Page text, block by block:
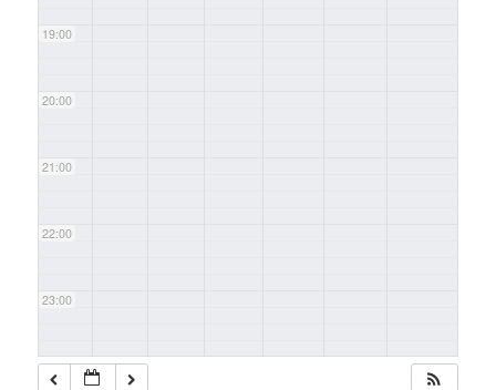
19:00
20:00
21:00
22:00
23:00